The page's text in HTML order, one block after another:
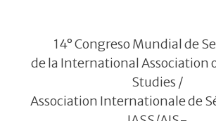
14° Congreso Mundial de
de la International Association
Studies /
Association Internationale de